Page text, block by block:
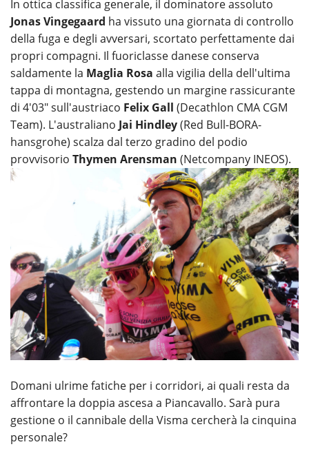
In ottica classifica generale, il dominatore assoluto
Jonas Vingegaard ha vissuto una giornata di controllo
della fuga e degli avversari, scortato perfettamente dai
propri compagni. Il fuoriclasse danese conserva
saldamente la Maglia Rosa alla vigilia della dell'ultima
tappa di montagna, gestendo un margine rassicurante
di 4'03" sull'austriaco Felix Gall (Decathlon CMA CGM
Team). L'australiano Jai Hindley(Red Bull-BORA-
hansgrohe) scalza dal terzo gradino del podio
provvisorio Thymen Arensman (Netcompany INEOS).
Domani ulrime fatiche per i corridori, ai quali resta da
affrontare la doppia ascesa a Piancavallo. Sarà pura
gestione o il cannibale della Visma cercherà la cinquina
personale?